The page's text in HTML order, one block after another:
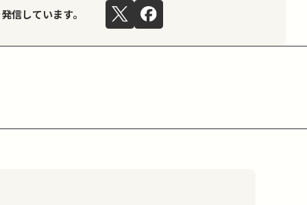
信しています。